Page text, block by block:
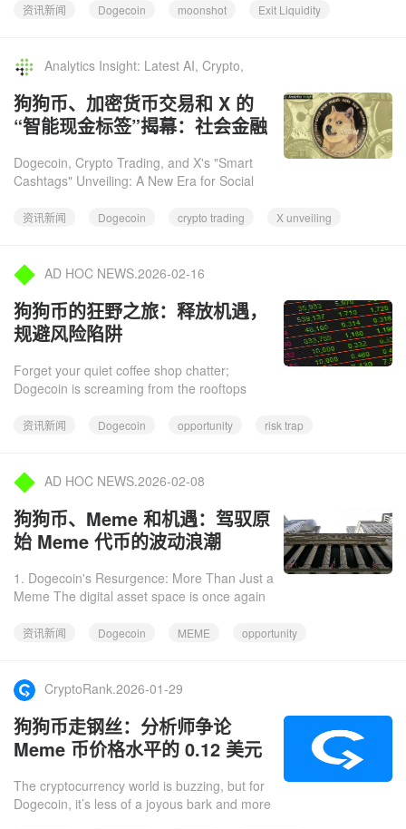
once again dominating cr
资讯新闻 Dogecoin moonshot Exit Liquidity
Analytics Insight: Latest AI, Crypto,
狗狗币、加密货币交易和 X 的
“智能现金标签”揭幕：社会金融
Dogecoin, Crypto Trading, and X's "Smart
Cashtags" Unveiling: A New Era for Social
intersection of socia
资讯新闻 Dogecoin crypto trading X unveiling
AD HOC NEWS.2026-02-16
狗狗币的狂野之旅：释放机遇，
规避风险陷阱
Forget your quiet coffee shop chatter;
Dogecoin is screaming from the rooftops
has sent the memecoin sect
资讯新闻 Dogecoin opportunity risk trap
AD HOC NEWS.2026-02-08
狗狗币、Meme 和机遇：驾驭原
始 Meme 代币的波动浪潮
1. Dogecoin's Resurgence: More Than Just a
Meme The digital asset space is once again
the forefront of mem
资讯新闻 Dogecoin MEME opportunity
CryptoRank.2026-01-29
狗狗币走钢丝：分析师争论
Meme 币价格水平的 0.12 美元
The cryptocurrency world is buzzing, but for
Dogecoin, it’s less of a joyous bark and more